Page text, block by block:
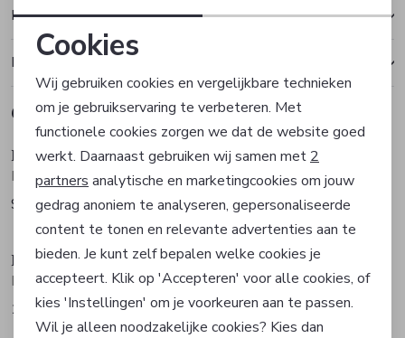
Bezorgen of ophalen
Ruilen en retourneren
Gerelateerde producten
Hugo Boss
Polo
99,95
Hugo Boss
Polo
99,95
Hugo Boss
Polo
109,95
Hugo Boss
T-shirt
69,95
Personalisatie cookies
Analytische cookies
Marketing cookies
Cookies
Wij gebruiken cookies en vergelijkbare technieken
om je gebruikservaring te verbeteren. Met
functionele cookies zorgen we dat de website goed
werkt. Daarnaast gebruiken wij samen met 2
partners analytische en marketingcookies om jouw
gedrag anoniem te analyseren, gepersonaliseerde
content te tonen en relevante advertenties aan te
bieden. Je kunt zelf bepalen welke cookies je
accepteert. Klik op 'Accepteren' voor alle cookies, of
kies 'Instellingen' om je voorkeuren aan te passen.
Wil je alleen noodzakelijke cookies? Kies dan